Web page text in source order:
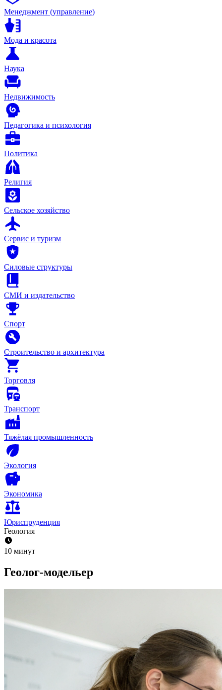
Менеджмент (управление)
Мода и красота
Наука
Недвижимость
Педагогика и психология
Политика
Религия
Сельское хозяйство
Сервис и туризм
Силовые структуры
СМИ и издательство
Спорт
Строительство и архитектура
Торговля
Транспорт
Тяжёлая промышленность
Экология
Экономика
Юриспруденция
Геология
10 минут
Геолог-модельер